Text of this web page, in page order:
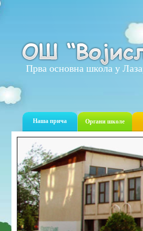
Прва основна школа у
Наша прича Органи школе